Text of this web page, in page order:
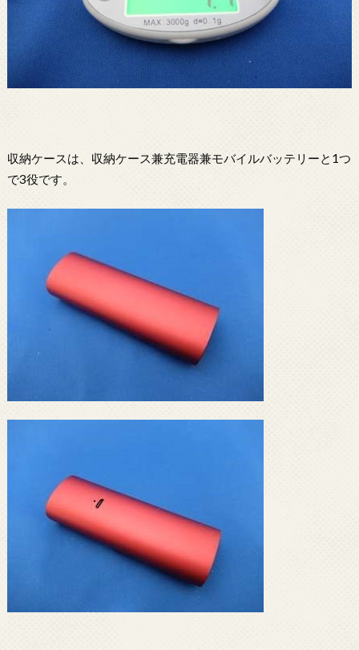
収納ケースは、収納ケース兼充電器兼モバイルバッテリーと1つ
で3役です。